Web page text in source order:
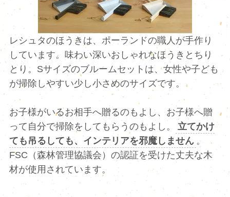
レシュタのほうきは、ポーランドの職人が手作り
しています。味わい深いおしゃれなほうきとちり
とり。Sサイズのブルームセットは、女性や子ども
が掃除しやすい少し小さめのサイズです。
お子様がいるお相手へ贈るのもよし、お子様へ贈
って自分で掃除をしてもらうのもよし。
立てかけ
ても吊るしても、インテリアを邪魔しません 。
FSC（森林管理協議会）の認証を受けた丈夫な木
材が使用されています。